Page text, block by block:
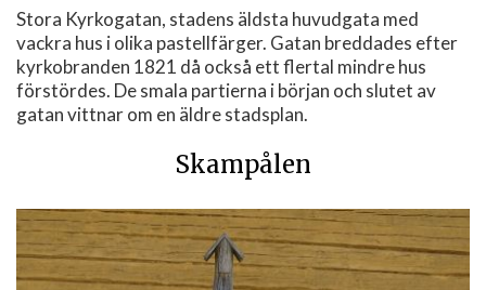
Stora Kyrkogatan, stadens äldsta huvudgata med
vackra hus i olika pastellfärger. Gatan breddades efter
kyrkobranden 1821 då också ett flertal mindre hus
förstördes. De smala partierna i början och slutet av
gatan vittnar om en äldre stadsplan.
Skampålen